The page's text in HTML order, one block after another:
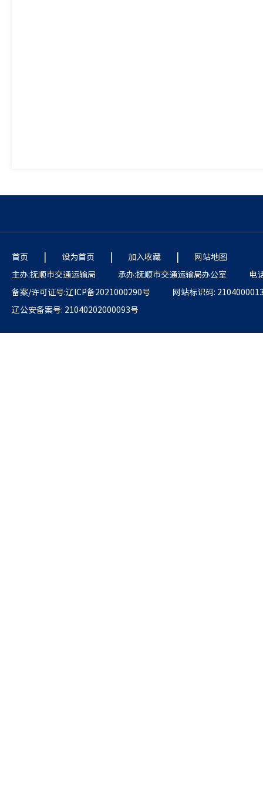
首页 | 设为首页 | 加入收藏 |
网站地图
主办:抚顺市交通运输局
承办:抚顺市交通运输局办公室
电
备案/许可证号:辽ICP备2021000290号
网站标识码:
辽公安备案号: 21040202000093号